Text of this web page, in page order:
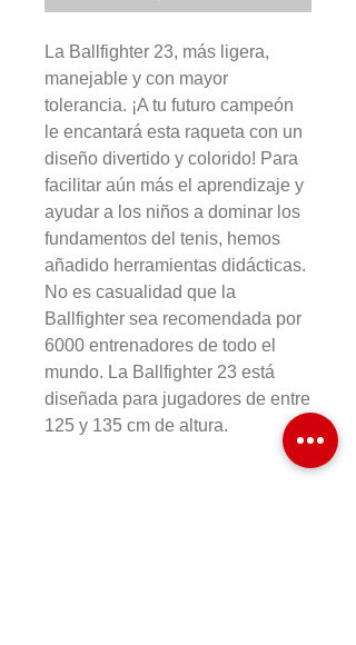
La Ballfighter 23, más ligera,
manejable y con mayor
tolerancia. ¡A tu futuro campeón
le encantará esta raqueta con un
diseño divertido y colorido! Para
facilitar aún más el aprendizaje y
ayudar a los niños a dominar los
fundamentos del tenis, hemos
añadido herramientas didácticas.
No es casualidad que la
Ballfighter sea recomendada por
6000 entrenadores de todo el
mundo. La Ballfighter 23 está
diseñada para jugadores de entre
125 y 135 cm de altura.